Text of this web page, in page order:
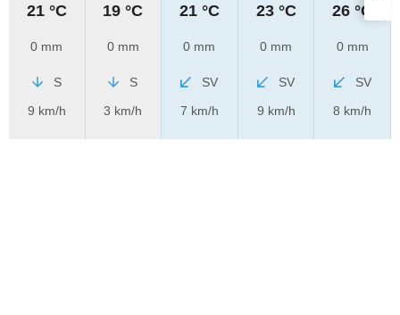
21 °C
0 mm
S
9 km/h
19 °C
0 mm
S
3 km/h
21 °C
0 mm
SV
7 km/h
23 °C
0 mm
SV
9 km/h
26 °C
0 mm
SV
8 km/h